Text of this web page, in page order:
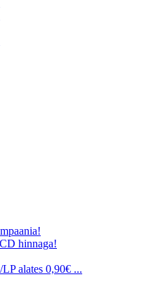
hinnaga!
alates 0,90€ ...